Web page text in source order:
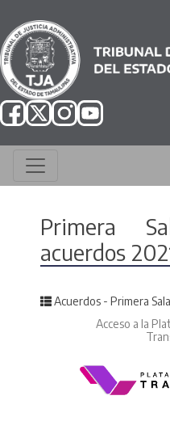
Primera
acuerdos
Posted in
Acuerdos - Primera Sala
Acceso a la